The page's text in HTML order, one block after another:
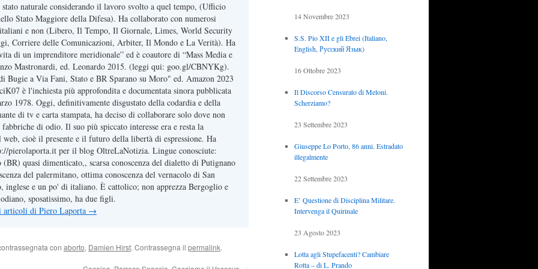
stato naturale considerando il lavoro svolto a quel tempo, (Ufficio
Stato Maggiore della Difesa). Ha collaborato con numerosi
e non (Libero, Il Tempo, Il Giornale, Limes, World Security
Corriere delle Comunicazioni, Arbiter, Il Mondo e La Verità). Ha
di un imprenditore meridionale” ed è coautore di “Mass Media e
Mastronardi, ed. Leonardo 2015. (leggi qui: goo.gl/CBNYKg).
Bugie a Via Fani, Stato e BR Sparano su Moro" ed. Amazon 2023
è l'inchiesta più approfondita e documentata sinora pubblicata
1978. Oggi, definitivamente disgustato della codardia e della
di tv e carta stampata, ha deciso di collaborare solo dove non
di odio. Il suo più spiccato interesse era e resta la
web, cioè il presente e il futuro della libertà di espressione. Ha
pierolaporta.it per il blog OltreLaNotizia. Lingue conosciute:
quasi dimenticato,, scarsa conoscenza del dialetto di Putignano
del palermitano, ottima conoscenza del vernacolo di San
inglese e un po' di italiano. È cattolico; non apprezza Bergoglio e
sposatissimo, ha due figli.
di Piero Laporta →
con aborto, Damien Hirst. Contrassegna il permalink.
14 Novembre 2023
S.S. Pio XII e gli Ebrei (Italiano,
English, Русский Язык)
16 Ottobre 2023
Il Discorso Censurato di Meloni.
Scherziamo?
23 Settembre 2023
Giuseppe Lo Porto, 86 anni. Estradato
illegalmente
22 Settembre 2023
E’ Questione di Disciplina Militare.
Intervenga il Quirinale
23 Agosto 2023
Lotta agli Stupefacenti? Cambiare
Rotta – di L. Prando